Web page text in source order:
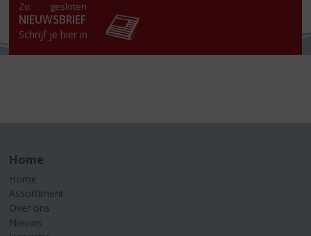
Zo:
gesloten
NIEUWSBRIEF
Schrijf je hier in
Home
Home
Assortiment
Over ons
Nieuws